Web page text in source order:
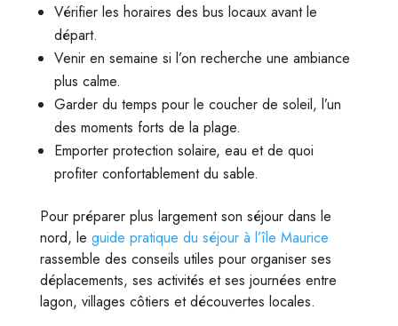
Vérifier les horaires des bus locaux avant le
départ.
Venir en semaine si l’on recherche une ambiance
plus calme.
Garder du temps pour le coucher de soleil, l’un
des moments forts de la plage.
Emporter protection solaire, eau et de quoi
profiter confortablement du sable.
Pour préparer plus largement son séjour dans le
nord, le guide pratique du séjour à l’île Maurice
rassemble des conseils utiles pour organiser ses
déplacements, ses activités et ses journées entre
lagon, villages côtiers et découvertes locales.